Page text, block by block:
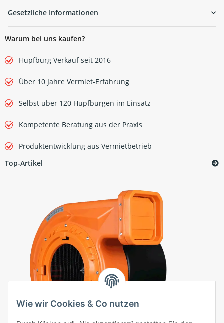
Wie wir Cookies & Co nutzen
Gesetzliche Informationen
Warum bei uns kaufen?
Hüpfburg Verkauf seit 2016
Über 10 Jahre Vermiet-Erfahrung
Selbst über 120 Hüpfburgen im Einsatz
Kompetente Beratung aus der Praxis
Produktentwicklung aus Vermietbetrieb
Top-Artikel